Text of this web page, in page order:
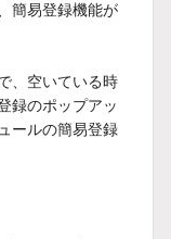
簡易登録機能が
、空いている時
録のポップアッ
ールの簡易登録